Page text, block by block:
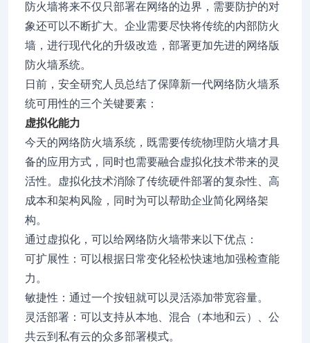
防火墙将来不仅只部署在网络的边界，需要防护的对
象还可以不断扩大。企业需要尽快将传统的内部防火
墙，进行现代化的升级改造，部署更加先进的网络版
防火墙系统。
日前，安全研究人员总结了保障新一代网络防火墙系
统可用性的三个关键要素：
虚拟化能力
今天的网络防火墙系统，既需要传统物理防火墙才具
备的应用方式，同时也需要融合虚拟化技术带来的灵
活性。虚拟化技术消除了传统硬件部署的复杂性、高
成本和架构风险，同时为可以帮助企业简化网络架
构。
通过虚拟化，可以给网络防火墙带来以下优点：
可扩展性：可以根据日常变化轻松快速地加强检查能
力。
敏捷性：通过一个按钮就可以灵活添加带宽容量。
灵活部署：可以支持从本地、混合（本地和云）、公
共云到私有云的众多部署模式。